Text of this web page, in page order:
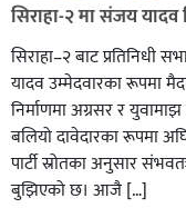
सिराहा-२ मा संजय यादव
सिराहा–२ बाट प्रतिनिधी
यादव उम्मेदवारका रूपमा
निर्माणमा अग्रसर र
बलियो दावेदारका रूपमा
पार्टी स्रोतका अनुसार
बुझिएको छ। आजै […]